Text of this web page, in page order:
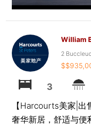
William
2
3
【Harcourts美家|
奢华新居，舒适与便